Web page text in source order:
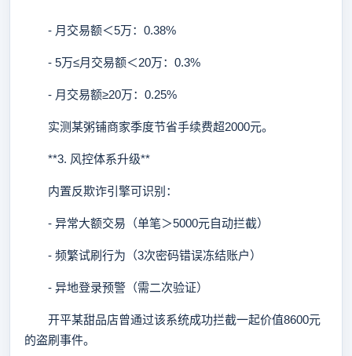
- 月交易额＜5万：0.38%
- 5万≤月交易额＜20万：0.3%
- 月交易额≥20万：0.25%
实测某粥铺商家季度节省手续费超2000元。
**3. 风控体系升级**
内置反欺诈引擎可识别：
- 异常大额交易（单笔＞5000元自动拦截）
- 频繁试刷行为（3次密码错误冻结账户）
- 异地登录预警（需二次验证）
开平某甜品店曾通过该系统成功拦截一起价值8600元
的盗刷事件。